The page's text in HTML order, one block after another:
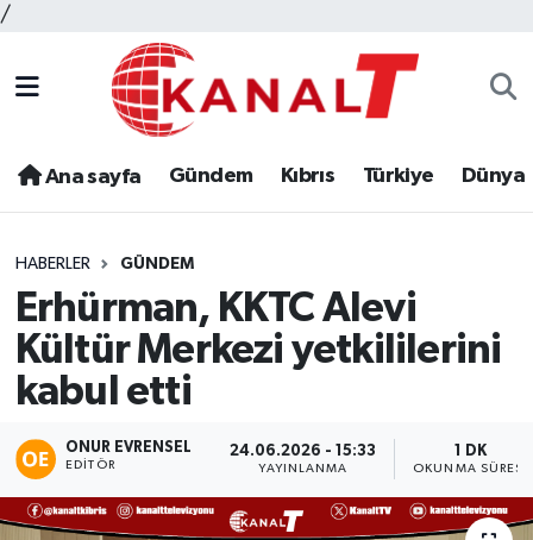
/
Ana sayfa Gündem Kıbrıs Türkiye Dünya
HABERLER GÜNDEM
Erhürman, KKTC Alevi
Kültür Merkezi yetkililerini
kabul etti
ONUR EVRENSEL
EDITÖR
24.06.2026 - 15:33
YAYINLANMA
1 DK
OKUNMA SÜRESI